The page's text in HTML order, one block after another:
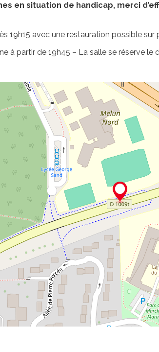
en situation de handicap, merci
19h15 avec une restauration possible sur
à partir de 19h45 – La salle se réserve le